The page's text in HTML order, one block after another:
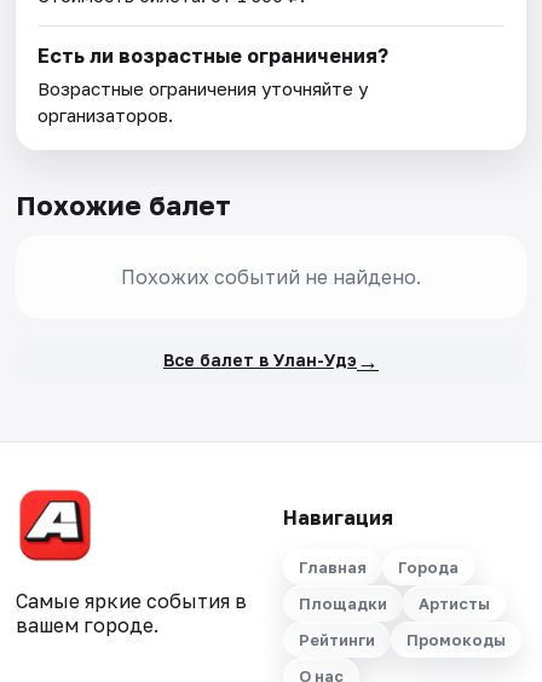
Есть ли возрастные ограничения?
Возрастные ограничения уточняйте у
организаторов.
Похожие балет
Похожих событий не найдено.
Все балет в Улан-Удэ →
Самые яркие события в
вашем городе.
Навигация
Главная
Города
Площадки
Артисты
Рейтинги
Промокоды
О нас